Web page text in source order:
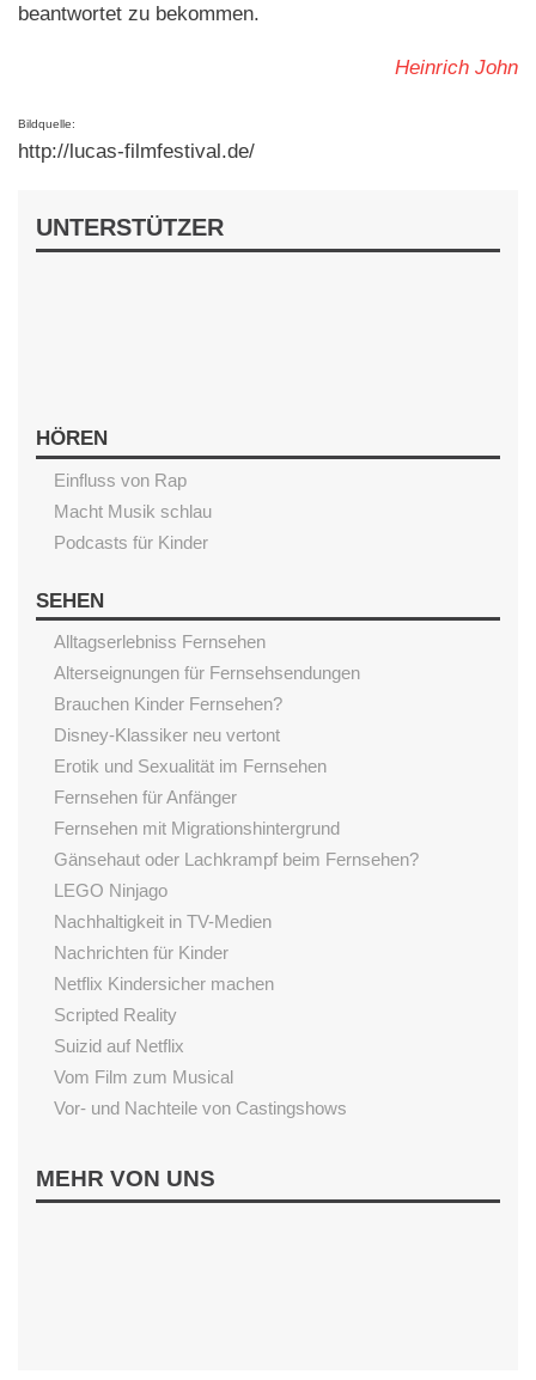
beantwortet zu bekommen.
Heinrich John
Bildquelle:
http://lucas-filmfestival.de/
UNTERSTÜTZER
HÖREN
Einfluss von Rap
Macht Musik schlau
Podcasts für Kinder
SEHEN
Alltagserlebniss Fernsehen
Alterseignungen für Fernsehsendungen
Brauchen Kinder Fernsehen?
Disney-Klassiker neu vertont
Erotik und Sexualität im Fernsehen
Fernsehen für Anfänger
Fernsehen mit Migrationshintergrund
Gänsehaut oder Lachkrampf beim Fernsehen?
LEGO Ninjago
Nachhaltigkeit in TV-Medien
Nachrichten für Kinder
Netflix Kindersicher machen
Scripted Reality
Suizid auf Netflix
Vom Film zum Musical
Vor- und Nachteile von Castingshows
LESEN
Begeisterung fürs Lesen fördern
MEHR VON UNS